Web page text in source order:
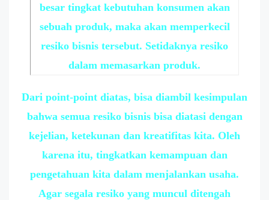
besar tingkat kebutuhan konsumen akan
sebuah produk, maka akan memperkecil
resiko bisnis tersebut. Setidaknya resiko
dalam memasarkan produk.
Dari point-point diatas, bisa diambil kesimpulan
bahwa semua resiko bisnis bisa diatasi dengan
kejelian, ketekunan dan kreatifitas kita. Oleh
karena itu, tingkatkan kemampuan dan
pengetahuan kita dalam menjalankan usaha.
Agar segala resiko yang muncul ditengah